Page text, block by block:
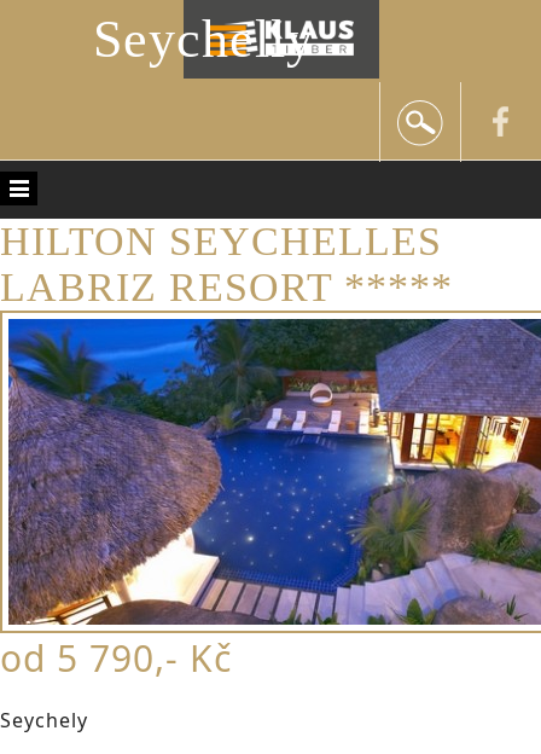
Seychelly
HILTON SEYCHELLES
LABRIZ RESORT *****
od 5 790,- Kč
Seychely